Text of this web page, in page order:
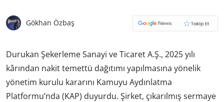
Gökhan Özbaş
Durukan Şekerleme Sanayi ve Ticaret A.Ş., 2025 yılı
kârından nakit temettü dağıtımı yapılmasına yönelik
yönetim kurulu kararını Kamuyu Aydınlatma
Platformu’nda (KAP) duyurdu. Şirket, çıkarılmış sermaye